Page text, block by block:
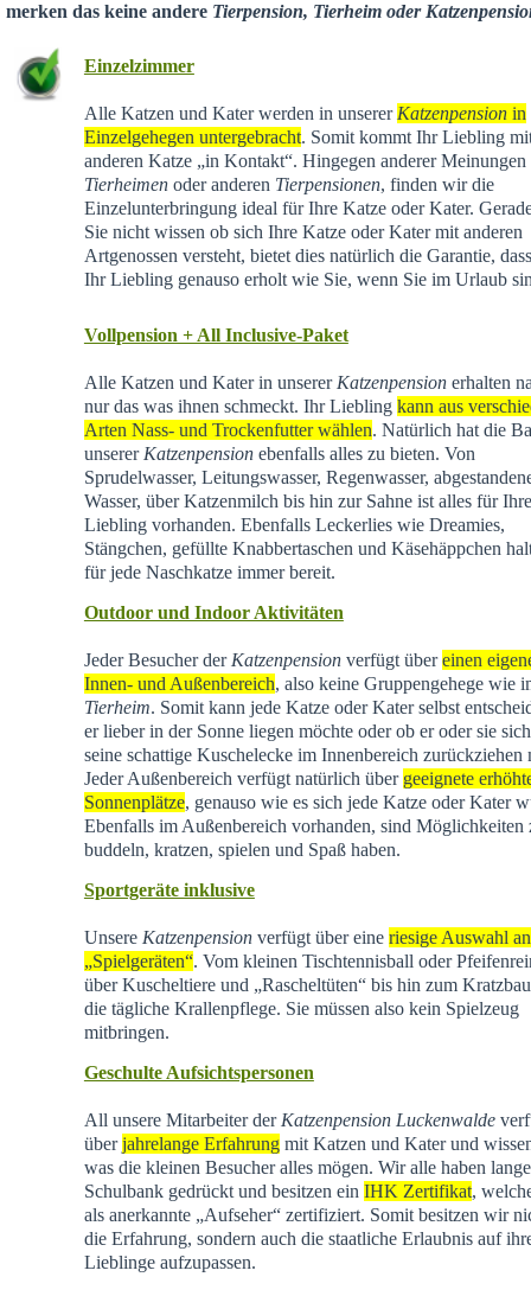
merken das keine andere Tierpension, Tierheim oder
Einzelzimmer
Alle Katzen und Kater werden in unserer Katzenpensionin
Einzelgehegen untergebracht. Somit kommt Ihr Liebling
anderen Katze „in Kontakt“. Hingegen anderer Meinungen
Tierheimenoder anderen Tierpensionen, finden wir die
Einzelunterbringung ideal für Ihre Katze oder Kater.
Sie nicht wissen ob sich Ihre Katze oder Kater mit anderen
Artgenossen versteht, bietet dies natürlich die Garantie,
Ihr Liebling genauso erholt wie Sie, wenn Sie im Urlaub
Vollpension + All Inclusive-Paket
Alle Katzen und Kater in unserer Katzenpensionerhalten
nur das was ihnen schmeckt. Ihr Liebling kann aus
Arten Nass- und Trockenfutter wählen. Natürlich hat die
unserer Katzenpensionebenfalls alles zu bieten. Von
Sprudelwasser, Leitungswasser, Regenwasser,
Wasser, über Katzenmilch bis hin zur Sahne ist alles für
Liebling vorhanden. Ebenfalls Leckerlies wie Dreamies,
Stängchen, gefüllte Knabbertaschen und Käsehäppchen
für jede Naschkatze immer bereit.
Outdoor und Indoor Aktivitäten
Jeder Besucher der Katzenpensionverfügt übereinen
Innen- und Außenbereich, also keine Gruppengehege wie
Tierheim. Somit kann jede Katze oder Kater selbst
er lieber in der Sonne liegen möchte oder ob er oder sie
seine schattige Kuschelecke im Innenbereich zurückziehen
Jeder Außenbereich verfügt natürlich über geeignete
Sonnenplätze, genauso wie es sich jede Katze oder Kater
Ebenfalls im Außenbereich vorhanden, sind Möglichkeiten
buddeln, kratzen, spielen und Spaß haben.
Sportgeräte inklusive
Unsere Katzenpensionverfügt über eine riesige Auswahl an
„Spielgeräten“. Vom kleinen Tischtennisball oder
über Kuscheltiere und „Rascheltüten“ bis hin zum
die tägliche Krallenpflege. Sie müssen also kein Spielzeug
mitbringen.
Geschulte Aufsichtspersonen
All unsere Mitarbeiter der Katzenpension Luckenwalde
überjahrelange Erfahrungmit Katzen und Kater und
was die kleinen Besucher alles mögen. Wir alle haben
Schulbank gedrückt und besitzen ein IHK Zertifikat,
als anerkannte „Aufseher“ zertifiziert. Somit besitzen wir
die Erfahrung, sondern auch die staatliche Erlaubnis auf
Lieblinge aufzupassen.